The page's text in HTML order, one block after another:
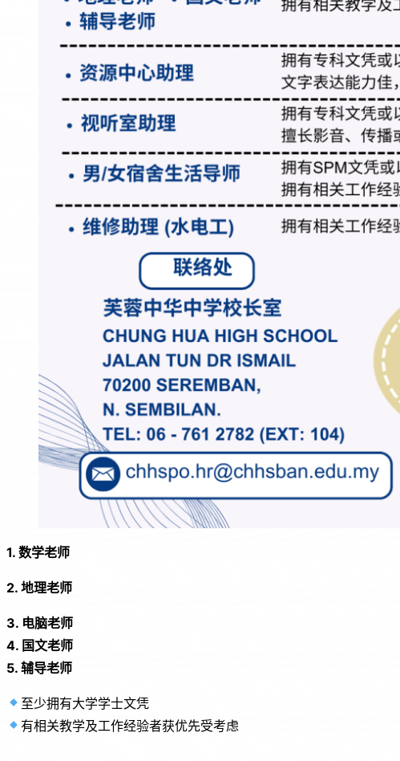
1. 数学老师
2. 地理老师
3. 电脑老师
4. 国文老师
5. 辅导老师
至少拥有大学学士文凭
有相关教学及工作经验者获优先受考虑